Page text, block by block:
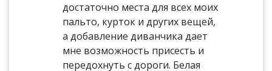
достаточно места для всех моих
пальто, курток и других вещей,
а добавление диванчика дает
мне возможность присесть и
передохнуть с дороги. Белая